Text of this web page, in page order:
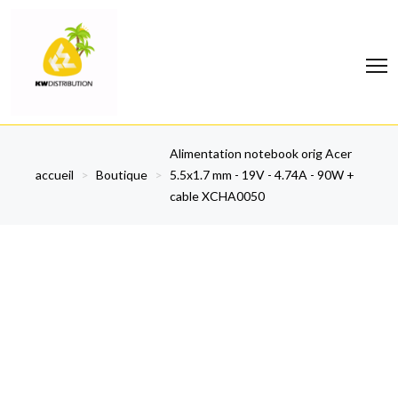
accueil > Boutique >
Alimentation notebook orig Acer
5.5x1.7 mm - 19V - 4.74A - 90W +
cable XCHA0050